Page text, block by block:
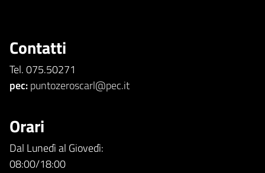
Contatti
Tel. 075.50271
pec:puntozeroscarl@pec.it
Orari
Dal Lunedì al Giovedì:
08:00/18:00